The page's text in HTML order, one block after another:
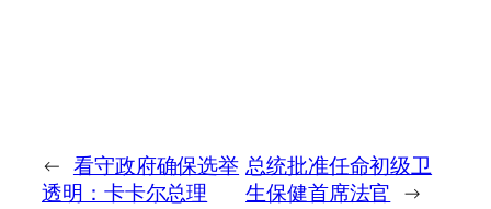
← 看守政府确保选举
透明：卡卡尔总理
总统批准任命初级卫
生保健首席法官 →